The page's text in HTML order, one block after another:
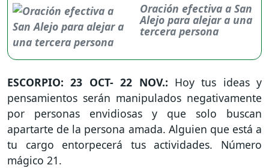
Oración efectiva a San
Alejo para alejar a una
tercera persona
ESCORPIO: 23 OCT- 22 NOV.: Hoy tus ideas y
pensamientos serán manipulados negativamente
por personas envidiosas y que solo buscan
apartarte de la persona amada. Alguien que está a
tu cargo entorpecerá tus actividades. Número
mágico 21.